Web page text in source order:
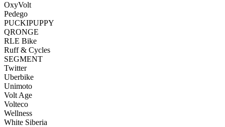
OxyVolt
Pedego
PUCKIPUPPY
QRONGE
RLE Bike
Ruff & Cycles
SEGMENT
Twitter
Uberbike
Unimoto
Volt Age
Volteco
Wellness
White Siberia